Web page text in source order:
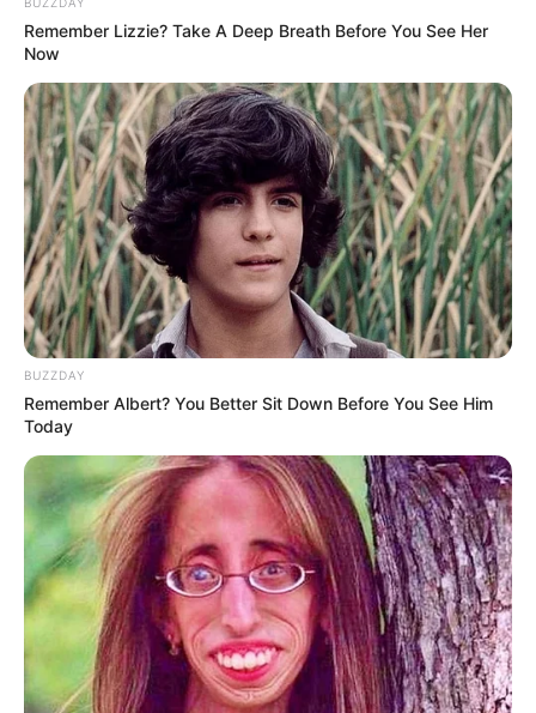
Japan's Oldest Doctors Say Memory Loss Isn't Age:
Just Stop Drinking These 3 Beverages
COGNITIVE WELLNESS
Co-stars Who Lost Control While Kissing Each Other
BUZZDAY
Remember Lizzie? Take A Deep Breath Before You See Her
Now
BUZZDAY
Remember Albert? You Better Sit Down Before You See Him
Today